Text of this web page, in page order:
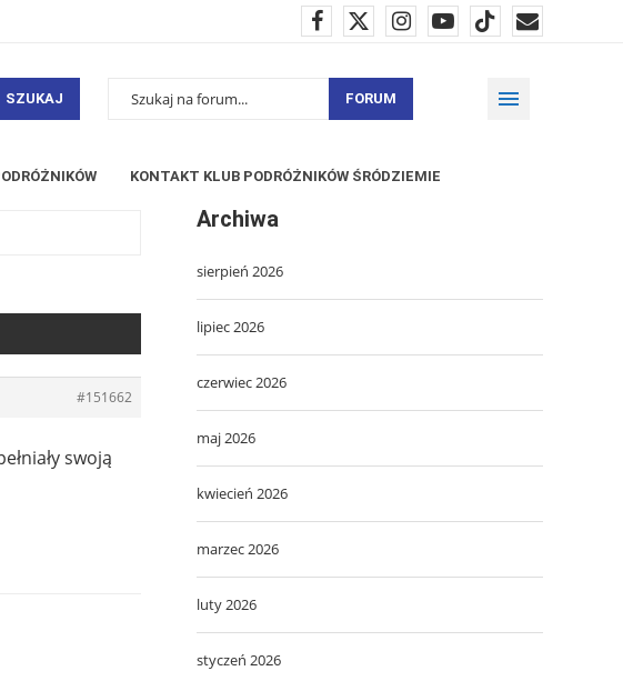
SZUKAJ FORUM
KONTAKT KLUB PODRÓŻNIKÓW ŚRÓDZIEMIE
#151662
swoją
Archiwa
sierpień 2026
lipiec 2026
czerwiec 2026
maj 2026
kwiecień 2026
marzec 2026
luty 2026
styczeń 2026